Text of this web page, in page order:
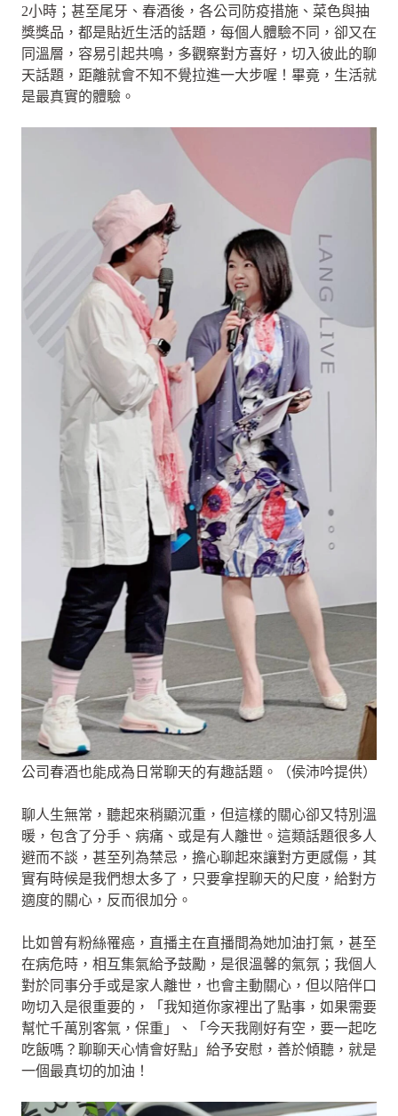
2小時；甚至尾牙、春酒後，各公司防疫措施、菜色與抽
獎獎品，都是貼近生活的話題，每個人體驗不同，卻又在
同溫層，容易引起共鳴，多觀察對方喜好，切入彼此的聊
天話題，距離就會不知不覺拉進一大步喔！畢竟，生活就
是最真實的體驗。
公司春酒也能成為日常聊天的有趣話題。（侯沛吟提供）
聊人生無常，聽起來稍顯沉重，但這樣的關心卻又特別溫
暖，包含了分手、病痛、或是有人離世。這類話題很多人
避而不談，甚至列為禁忌，擔心聊起來讓對方更感傷，其
實有時候是我們想太多了，只要拿捏聊天的尺度，給對方
適度的關心，反而很加分。
比如曾有粉絲罹癌，直播主在直播間為她加油打氣，甚至
在病危時，相互集氣給予鼓勵，是很溫馨的氣氛；我個人
對於同事分手或是家人離世，也會主動關心，但以陪伴口
吻切入是很重要的，「我知道你家裡出了點事，如果需要
幫忙千萬別客氣，保重」、「今天我剛好有空，要一起吃
吃飯嗎？聊聊天心情會好點」給予安慰，善於傾聽，就是
一個最真切的加油！